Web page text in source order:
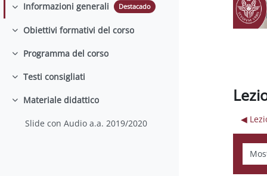
Colapsar
Informazioni generali Destacado
Colapsar
Obiettivi formativi del corso
Colapsar
Programma del corso
Colapsar
Testi consigliati
Colapsar
Materiale didattico
Slide con Audio a.a. 2019/2020 ◀︎